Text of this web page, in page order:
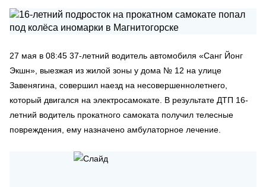
27 мая в 08:45 37-летний водитель автомобиля «Санг Йонг
Экшн», выезжая из жилой зоны у дома № 12 на улице
Завенягина, совершил наезд на несовершеннолетнего,
который двигался на электросамокате. В результате ДТП 16-
летний водитель прокатного самоката получил телесные
повреждения, ему назначено амбулаторное лечение.